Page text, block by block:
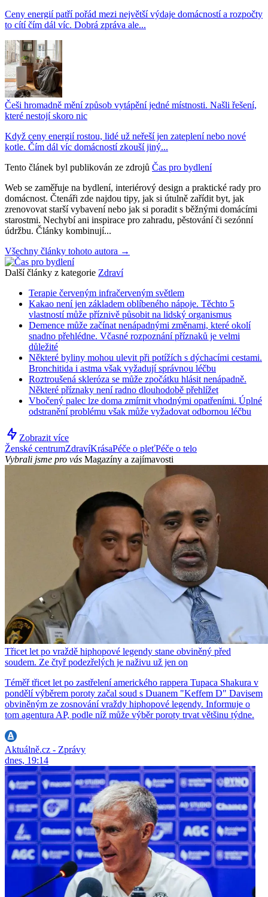
Ceny energií patří pořád mezi největší výdaje domácností a rozpočty
to cítí čím dál víc. Dobrá zpráva ale...
Češi hromadně mění způsob vytápění jedné místnosti. Našli řešení,
které nestojí skoro nic
Když ceny energií rostou, lidé už neřeší jen zateplení nebo nové
kotle. Čím dál víc domácností zkouší jiný...
Tento článek byl publikován ze zdrojů Čas pro bydlení
Web se zaměřuje na bydlení, interiérový design a praktické rady pro
domácnost. Čtenáři zde najdou tipy, jak si útulně zařídit byt, jak
zrenovovat starší vybavení nebo jak si poradit s běžnými domácími
starostmi. Nechybí ani inspirace pro zahradu, pěstování či sezónní
údržbu. Články kombinují...
Všechny články tohoto autora →
Další články z kategorie Zdraví
Terapie červeným infračerveným světlem
Kakao není jen základem oblíbeného nápoje. Těchto 5
vlastností může příznivě působit na lidský organismus
Demence může začínat nenápadnými změnami, které okolí
snadno přehlédne. Včasné rozpoznání příznaků je velmi
důležité
Některé byliny mohou ulevit při potížích s dýchacími cestami.
Bronchitida i astma však vyžadují správnou léčbu
Roztroušená skleróza se může zpočátku hlásit nenápadně.
Některé příznaky není radno dlouhodobě přehlížet
Vbočený palec lze doma zmírnit vhodnými opatřeními. Úplné
odstranění problému však může vyžadovat odbornou léčbu
Zobrazit více
Ženské centrumZdravíKrásaPéče o pleťPéče o telo
Vybrali jsme pro vás Magazíny a zajímavosti
Třicet let po vraždě hiphopové legendy stane obviněný před
soudem. Ze čtyř podezřelých je naživu už jen on
Téměř třicet let po zastřelení amerického rappera Tupaca Shakura v
pondělí výběrem poroty začal soud s Duanem "Keffem D" Davisem
obviněným ze zosnování vraždy hiphopové legendy. Informuje o
tom agentura AP, podle níž může výběr poroty trvat většinu týdne.
Aktuálně.cz - Zprávy
dnes, 19:14